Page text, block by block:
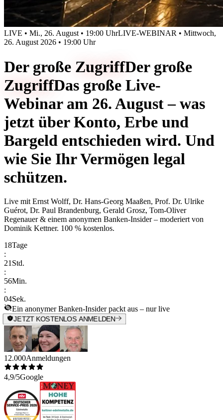
LIVE • Mi., 26. August • 19:00 UhrLIVE-WEBINAR • Mittwoch,
26. August 2026 • 19:00 Uhr
Der große ZugriffDer große
ZugriffDas große Live-
Webinar am 26. August – was
jetzt über Konto, Erbe und
Bargeld entschieden wird. Und
wie Sie Ihr Vermögen legal
schützen.
Live mit Ernst Wolff, Dr. Hans-Georg Maaßen, Prof. Dr. Ulrike
Guérot, Dr. Paul Brandenburg, Gerald Grosz, Tom-Oliver
Regenauer & einem anonymen Banken-Insider– moderiert von
Dominik Kettner. 100 % kostenlos.
18Tage
:
21 Std.
:
56Min.
:
04Sek.
Ein anonymer Banken-Insider packt aus – nur live
JETZT KOSTENLOS ANMELDEN
12.000Anmeldungen
4,9/5Google